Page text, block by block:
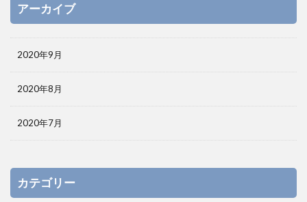
アーカイブ
2020年9月
2020年8月
2020年7月
カテゴリー